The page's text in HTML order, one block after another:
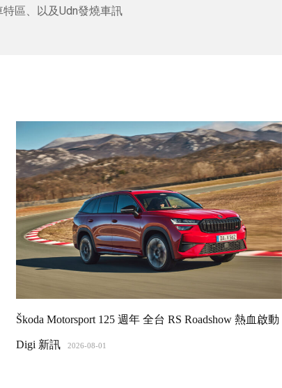
區、以及Udn發燒車訊
Škoda Motorsport 125 週年 全台 RS Roadshow 熱血啟動
Digi 新訊 2026-08-01